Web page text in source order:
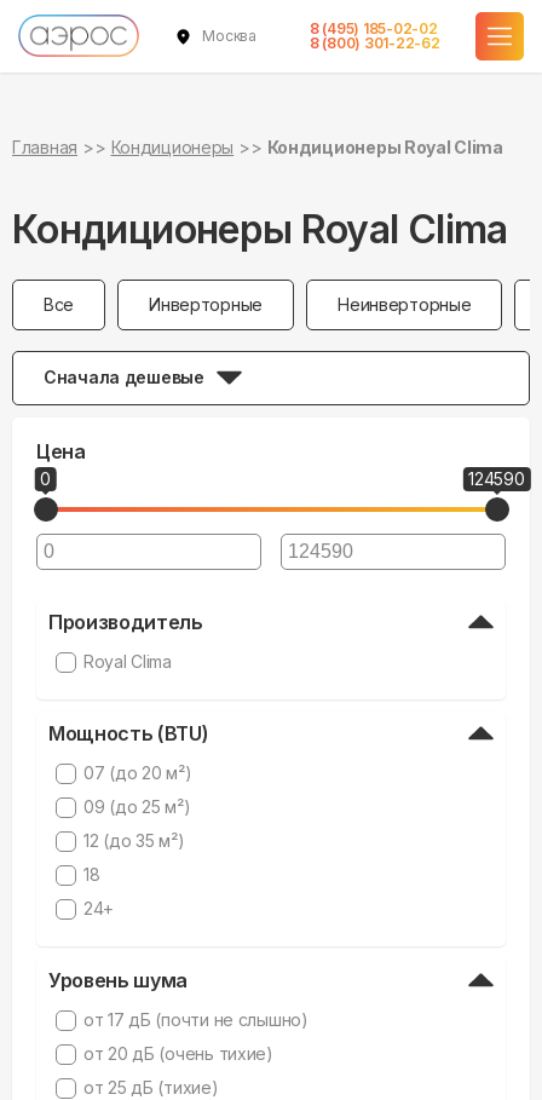
Москва
8 (495) 185-02-02
8 (800) 301-22-62
Главная Кондиционеры Кондиционеры Royal Clima
Кондиционеры Royal Clima
Все Инверторные Неинверторные
Сначала дешевые
Цена
0 124590
Производитель
Royal Clima
Мощность (BTU)
07 (до 20 м²)
09 (до 25 м²)
12 (до 35 м²)
18
24+
Уровень шума
от 17 дБ (почти не слышно)
от 20 дБ (очень тихие)
от 25 дБ (тихие)